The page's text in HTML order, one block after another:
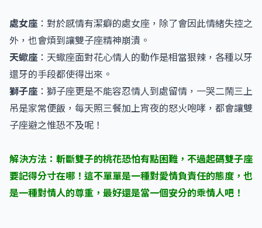
處女座 ：對於感情有潔癖的處女座，除了會因此情緒失控之
外，也會煩到讓雙子座精神崩潰。
天蠍座 ：天蠍座面對花心情人的動作是相當狠辣，各種以牙
還牙的手段都使得出來。
​獅子座 ：獅子座更是不能容忍情人到處留情，一哭二鬧三上
吊是家常便飯，每天照三餐加上宵夜的怒火咆哮，都會讓雙
子座避之惟恐不及呢！
解決方法：斬斷雙子的桃花恐怕有點困難，不過起碼雙子座
要記得分寸在哪！這不單單是一種對愛情負責任的態度，也
是一種對情人的尊重，最好還是當一個安分的乖情人吧！